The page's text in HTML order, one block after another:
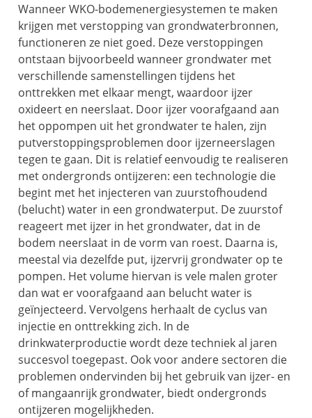
Wanneer WKO-bodemenergiesystemen te maken
krijgen met verstopping van grondwaterbronnen,
functioneren ze niet goed. Deze verstoppingen
ontstaan bijvoorbeeld wanneer grondwater met
verschillende samenstellingen tijdens het
onttrekken met elkaar mengt, waardoor ijzer
oxideert en neerslaat. Door ijzer voorafgaand aan
het oppompen uit het grondwater te halen, zijn
putverstoppingsproblemen door ijzerneerslagen
tegen te gaan. Dit is relatief eenvoudig te realiseren
met ondergronds ontijzeren: een technologie die
begint met het injecteren van zuurstofhoudend
(belucht) water in een grondwaterput. De zuurstof
reageert met ijzer in het grondwater, dat in de
bodem neerslaat in de vorm van roest. Daarna is,
meestal via dezelfde put, ijzervrij grondwater op te
pompen. Het volume hiervan is vele malen groter
dan wat er voorafgaand aan belucht water is
geïnjecteerd. Vervolgens herhaalt de cyclus van
injectie en onttrekking zich. In de
drinkwaterproductie wordt deze techniek al jaren
succesvol toegepast. Ook voor andere sectoren die
problemen ondervinden bij het gebruik van ijzer- en
of mangaanrijk grondwater, biedt ondergronds
ontijzeren mogelijkheden.